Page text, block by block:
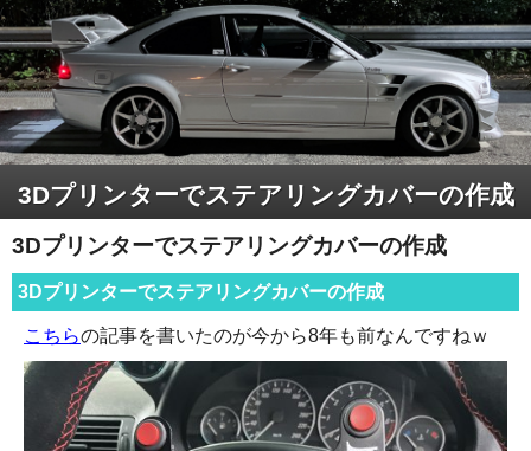
3Dプリンターでステアリングカバーの作成
3Dプリンターでステアリングカバーの作成
3Dプリンターでステアリングカバーの作成
こちらの記事を書いたのが今から8年も前なんですねｗ